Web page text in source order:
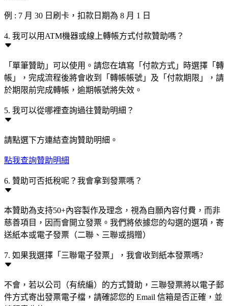
例 : 7 月 30 日刷卡，扣款日期為 8 月 1 日
4. 我可以用ATM機器或線上轉帳方式付款贊助嗎？
「單筆贊助」可以使用。請您在填寫「付款方式」時選擇「轉
帳」，完成流程後將會收到「轉帳帳號」及「付款期限」，請
於期限前完成轉帳，逾期帳號將失效。
5. 我可以從哪裡查詢過往贊助明細？
請點選下方連結查詢贊助明細。
點我查詢贊助明細
6. 贊助可否抵稅呢？我會拿到發票嗎？
本贊助為支持50+內容製作及理念，視為自願內容付費，而非
慈善項目，因而會開立發票。我們將依據您的勾選的選項，寄
送紙本或電子發票（二聯、三聯或捐贈）
7. 如果我選擇「三聯電子發票」，我會收到紙本發票嗎?
不會，若以公司（有統編）的方式贊助，三聯發票將以電子郵
件方式寄出發票電子檔，請確認您的 Email 信箱是否正確，並